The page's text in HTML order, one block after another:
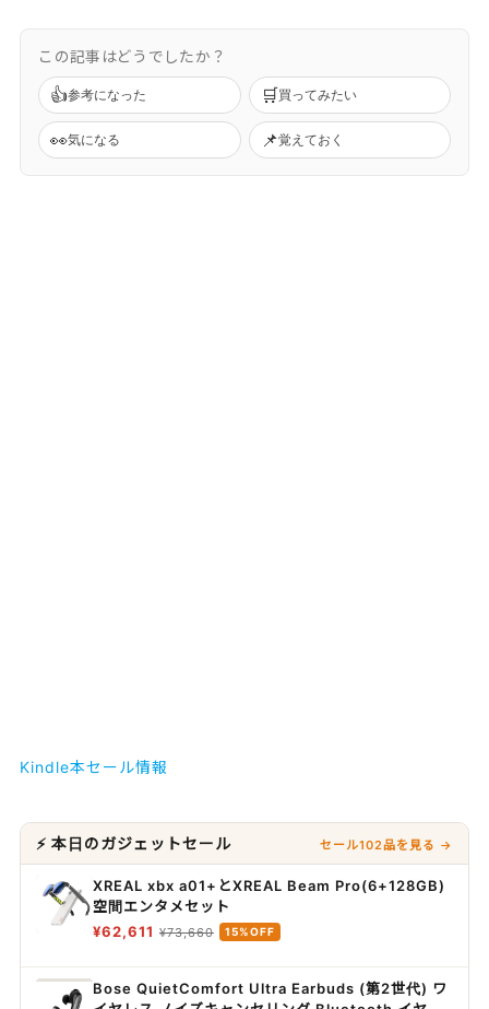
この記事はどうでしたか？
👍参考になった 🛒 買ってみたい
👀気になる 📌覚えておく
Kindle本セール情報
⚡ 本日のガジェットセール セール102品を見る →
XREAL xbx a01+とXREAL Beam Pro(6+128GB)
空間エンタメセット
¥62,611 ¥73,660 15%OFF
Bose QuietComfort Ultra Earbuds (第2世代) ワ